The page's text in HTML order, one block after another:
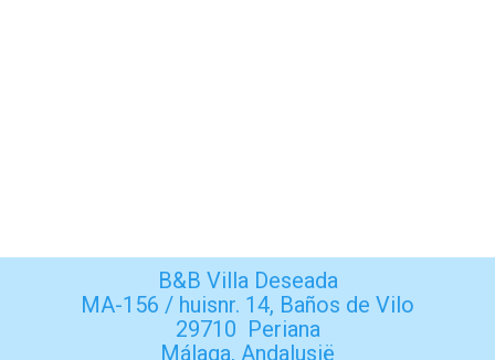
B&B Villa Deseada
MA-156 / huisnr. 14, Baños de Vilo
29710 Periana
Málaga, Andalusië